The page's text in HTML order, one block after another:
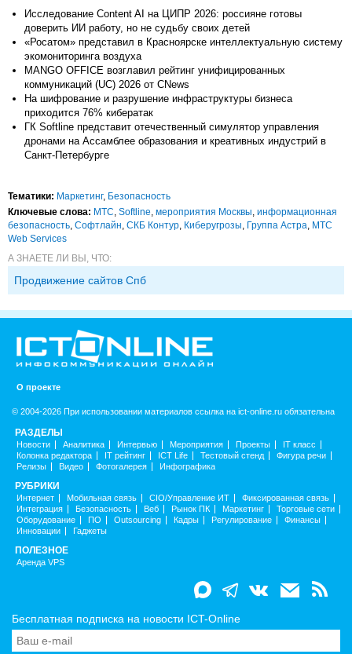
Исследование Content AI на ЦИПР 2026: россияне готовы
доверить ИИ работу, но не судьбу своих детей
«Росатом» представил в Красноярске интеллектуальную систему
экомониторинга воздуха
MANGO OFFICE возглавил рейтинг унифицированных
коммуникаций (UC) 2026 от CNews
На шифрование и разрушение инфраструктуры бизнеса
приходится 76% кибератак
ГК Softline представит отечественный симулятор управления
дронами на Ассамблее образования и креативных индустрий в
Санкт-Петербурге
Тематики: Маркетинг, Безопасность
Ключевые слова: МТС, Softline, мероприятия Москвы, информационная
безопасность, Софтлайн, СКБ Контур, Киберугрозы, Группа Астра, МТС
Web Services
А ЗНАЕТЕ ЛИ ВЫ, ЧТО:
Продвижение сайтов Спб
О проекте
© 2004-2026 При использовании материалов ссылка на ict-online.ru обязательна
РАЗДЕЛЫ
Новости Аналитика Интервью Мероприятия Проекты
IT класс
Колонка редактора
IT рейтинг ICT Life Тестовый стенд
Фигура речи
Релизы
Видео Фотогалерея Инфографика
РУБРИКИ
Интернет Мобильная связь CIO/Управление ИТ
Фиксированная связь
Интеграция
Безопасность Веб Рынок ПК Маркетинг
Торговые сети
Оборудование
ПО Outsourcing Кадры Регулирование
Финансы
Инновации
Гаджеты
ПОЛЕЗНОЕ
Аренда VPS
Бесплатная подписка на новости ICT-Online